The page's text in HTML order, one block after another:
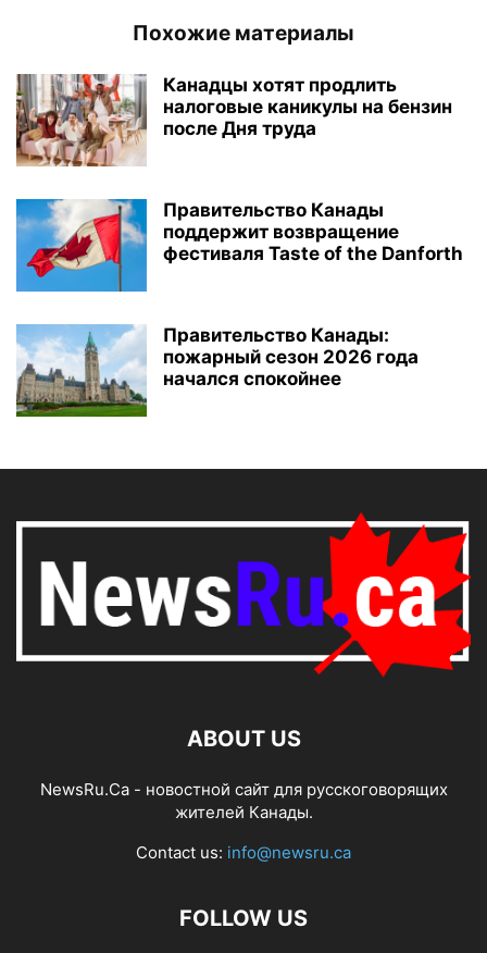
Похожие материалы
Канадцы хотят продлить
налоговые каникулы на бензин
после Дня труда
Правительство Канады
поддержит возвращение
фестиваля Taste of the Danforth
Правительство Канады:
пожарный сезон 2026 года
начался спокойнее
ABOUT US
NewsRu.Ca - новостной сайт для русскоговорящих
жителей Канады.
Contact us: info@newsru.ca
FOLLOW US